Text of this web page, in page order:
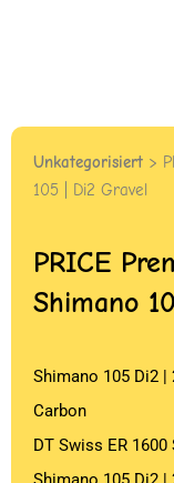
Unkategorisiert >
105 | Di2 Gravel
PRICE
Shimano
Shimano 105 Di2 |
Carbon
DT Swiss ER